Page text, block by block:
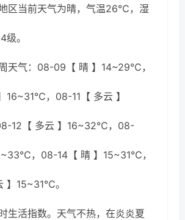
区当前天气为晴，气温26℃，湿
。
天气：08-09【 晴 】14~29℃，
16~31℃，08-11【 多云 】
12【 多云 】16~32℃，08-
，08-14【 晴 】15~31℃，
】15~31℃。
生活指数。天气不热，在炎炎夏